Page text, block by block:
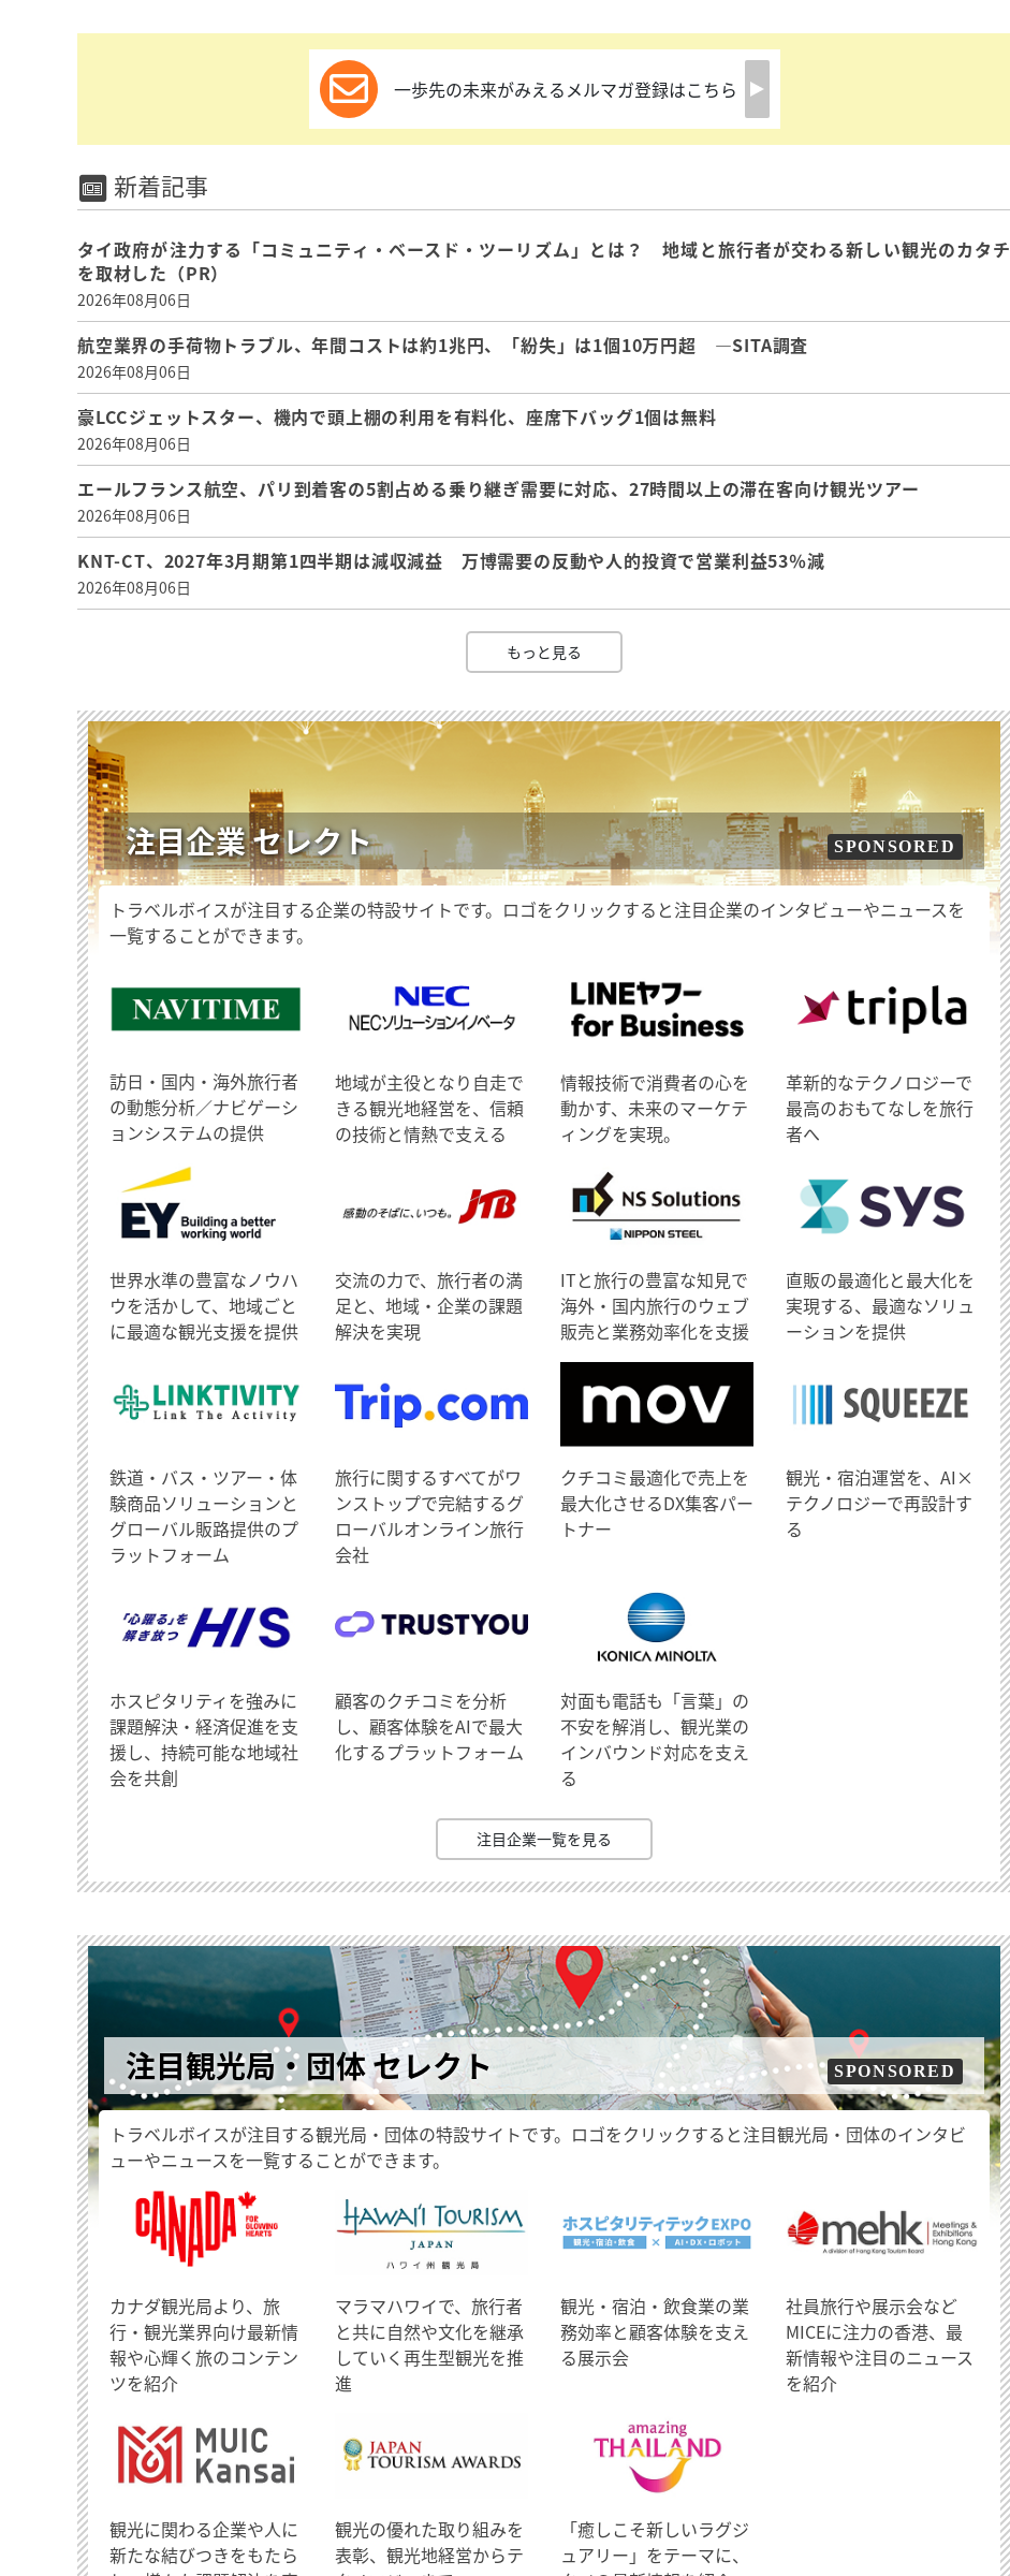
一歩先の未来がみえるメルマガ登録はこちら
新着記事
タイ政府が注力する「コミュニティ・ベースド・ツーリズム」とは？ 地域と旅行者が交わる新しい観光のカタチ
を取材した（PR）
2026年08月06日
航空業界の手荷物トラブル、年間コストは約1兆円、「紛失」は1個10万円超 ―SITA調査
2026年08月06日
豪LCCジェットスター、機内で頭上棚の利用を有料化、座席下バッグ1個は無料
2026年08月06日
エールフランス航空、パリ到着客の5割占める乗り継ぎ需要に対応、27時間以上の滞在客向け観光ツアー
2026年08月06日
KNT-CT、2027年3月期第1四半期は減収減益 万博需要の反動や人的投資で営業利益53％減
2026年08月06日
もっと見る
注目企業 セレクト SPONSORED
トラベルボイスが注目する企業の特設サイトです。ロゴをクリックすると注目企業のインタビューやニュースを
一覧することができます。
訪日・国内・海外旅行者
の動態分析／ナビゲーシ
ョンシステムの提供
地域が主役となり自走で
きる観光地経営を、信頼
の技術と情熱で支える
情報技術で消費者の心を
動かす、未来のマーケテ
ィングを実現。
革新的なテクノロジーで
最高のおもてなしを旅行
者へ
世界水準の豊富なノウハ
ウを活かして、地域ごと
に最適な観光支援を提供
交流の力で、旅行者の満
足と、地域・企業の課題
解決を実現
ITと旅行の豊富な知見で
海外・国内旅行のウェブ
販売と業務効率化を支援
直販の最適化と最大化を
実現する、最適なソリュ
ーションを提供
鉄道・バス・ツアー・体
験商品ソリューションと
グローバル販路提供のプ
ラットフォーム
旅行に関するすべてがワ
ンストップで完結するグ
ローバルオンライン旅行
会社
クチコミ最適化で売上を
最大化させるDX集客パー
トナー
観光・宿泊運営を、AI×
テクノロジーで再設計す
る
ホスピタリティを強みに
課題解決・経済促進を支
援し、持続可能な地域社
会を共創
顧客のクチコミを分析
し、顧客体験をAIで最大
化するプラットフォーム
対面も電話も「言葉」の
不安を解消し、観光業の
インバウンド対応を支え
る
注目企業一覧を見る
注目観光局・団体 セレクト SPONSORED
トラベルボイスが注目する観光局・団体の特設サイトです。ロゴをクリックすると注目観光局・団体のインタビ
ューやニュースを一覧することができます。
​カナダ観光局より、旅
行・観光業界向け最新情
報や心輝く旅のコンテン
ツを紹介
マラマハワイで、旅行者
と共に自然や文化を継承
していく再生型観光を推
進
観光・宿泊・飲食業の業
務効率と顧客体験を支え
る展示会
社員旅行や展示会など
MICEに注力の香港、最
新情報や注目のニュース
を紹介
観光に関わる企業や人に
新たな結びつきをもたら
観光の優れた取り組みを
表彰、観光地経営からテ
「癒しこそ新しいラグジ
ュアリー」をテーマに、